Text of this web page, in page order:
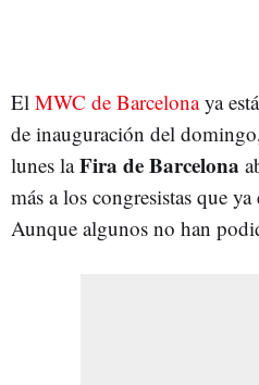
El MWC de Barcelonaya
de inauguración del
lunes laFira de Barcelona
más a los congresistas que
Aunque algunos no han